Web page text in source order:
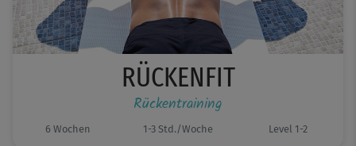
RÜCKENFIT
Rückentraining
6 Wochen 1-3 Std./Woche Level 1-2